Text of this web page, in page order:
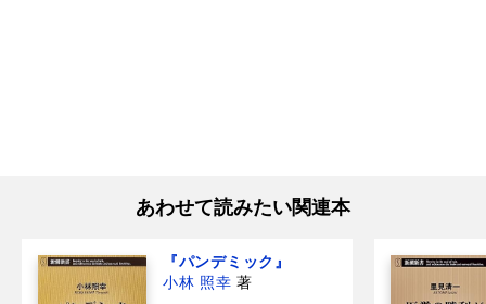
あわせて読みたい関連本
『パンデミック』
小林 照幸 著